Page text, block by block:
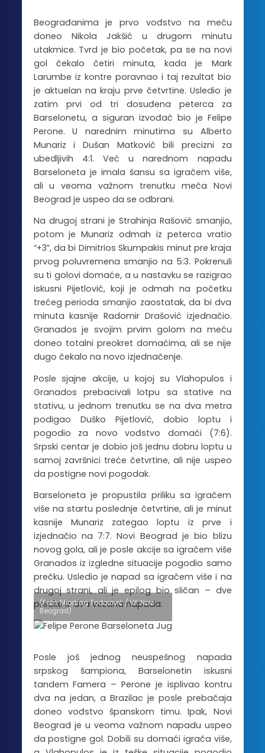
Beograđanima je prvo vođstvo na meču
doneo Nikola Jakšić u drugom minutu
utakmice. Tvrd je bio početak, pa se na novi
gol čekalo četiri minuta, kada je Mark
Larumbe iz kontre poravnao i taj rezultat bio
je aktuelan na kraju prve četvrtine. Usledio je
zatim prvi od tri dosuđena peterca za
Barselonetu, a siguran izvođač bio je Felipe
Perone. U narednim minutima su Alberto
Munariz i Dušan Matković bili precizni za
ubedljivih 4:1. Već u narednom napadu
Barseloneta je imala šansu sa igračem više,
ali u veoma važnom trenutku meča Novi
Beograd je uspeo da se odbrani.
Na drugoj strani je Strahinja Rašović smanjio,
potom je Munariz odmah iz peterca vratio
“+3”, da bi Dimitrios Skumpakis minut pre kraja
prvog poluvremena smanjio na 5:3. Pokrenuli
su ti golovi domaće, a u nastavku se razigrao
iskusni Pijetlović, koji je odmah na početku
trećeg perioda smanjio zaostatak, da bi dva
minuta kasnije Radomir Drašović izjednačio.
Granados je svojim prvim golom na meču
doneo totalni preokret domaćima, ali se nije
dugo čekalo na novo izjednačenje.
Posle sjajne akcije, u kojoj su Vlahopulos i
Granados prebacivali lotpu sa stative na
stativu, u jednom trenutku se na dva metra
podigao Duško Pijetlović, dobio loptu i
pogodio za novo vođstvo domaći (7:6).
Srpski centar je dobio još jednu dobru loptu u
samoj završnici treće četvrtine, ali nije uspeo
da postigne novi pogodak.
Barseloneta je propustila priliku sa igračem
više na startu poslednje četvrtine, ali je minut
kasnije Munariz zategao loptu iz prve i
izjednačio na 7:7. Novi Beograd je bio blizu
novog gola, ali je posle akcije sa igračem više
Granados iz izgledne situacije pogodio samo
prečku. Usledio je napad sa igračem više i na
drugoj strani, ali je epilog bio sličan – dve
prečke iz dva vezana napada.
(Foto: Miodrag Todorović / VK Novi
Beograd)
Posle još jednog neuspešnog napada
srpskog šampiona, Barselonetin iskusni
tandem Famera – Perone je isplivao kontru
dva na jedan, a Brazilac je posle prebačaja
doneo vođstvo španskom timu. Ipak, Novi
Beograd je u veoma važnom napadu uspeo
da postigne gol. Dobili su domaći igrača više,